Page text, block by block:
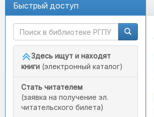
Быстрый доступ
Здесь ищут и находят
книги (электронный каталог)
Стать читателем
(заявка на получение эл.
читательского билета)